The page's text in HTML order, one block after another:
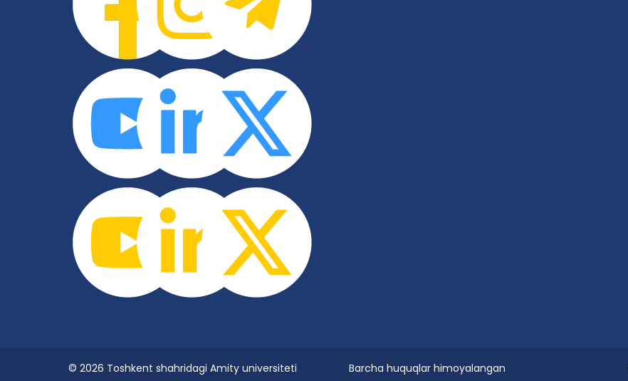
© 2026 Toshkent shahridagi Amity universiteti Barcha huquqlar himoyalangan